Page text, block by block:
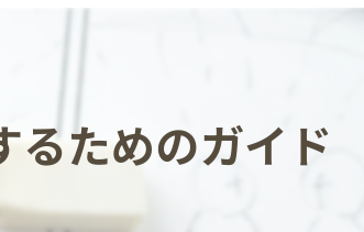
るためのガイド